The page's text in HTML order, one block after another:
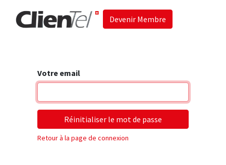
Devenir Membre
Votre email
Réinitialiser le mot de passe
Retour à la page de connexion